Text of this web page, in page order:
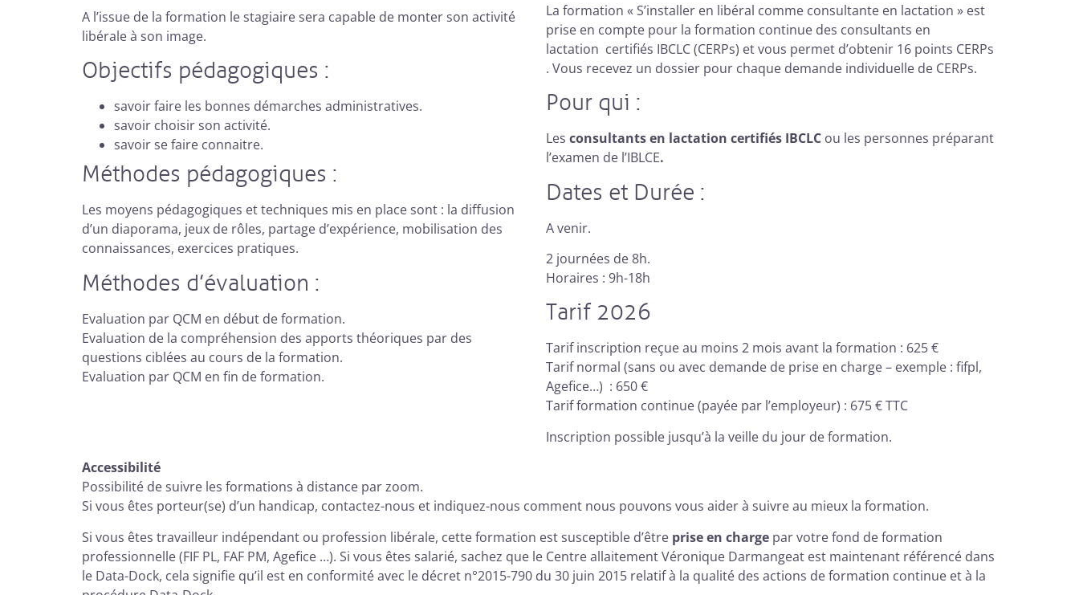
A l’issue de la formation le stagiaire sera capable de monter son activité
libérale à son image.
Objectifs pédagogiques :
savoir faire les bonnes démarches administratives.
savoir choisir son activité.
savoir se faire connaitre.
Méthodes pédagogiques :
Les moyens pédagogiques et techniques mis en place sont : la diffusion
d’un diaporama, jeux de rôles, partage d’expérience, mobilisation des
connaissances, exercices pratiques.
Méthodes d’évaluation :
Evaluation par QCM en début de formation.
Evaluation de la compréhension des apports théoriques par des
questions ciblées au cours de la formation.
Evaluation par QCM en fin de formation.
La formation « S’installer en libéral comme consultante en lactation » est
prise en compte pour la formation continue des consultants en
lactation certifiés IBCLC (CERPs) et vous permet d’obtenir 16 points CERPs
. Vous recevez un dossier pour chaque demande individuelle de CERPs.
Pour qui :
Les consultants en lactation certifiés IBCLC ou les personnes préparant
l’examen de l’IBLCE.
Dates et Durée :
A venir.
2 journées de 8h.
Horaires : 9h-18h
Tarif 2026
Tarif inscription reçue au moins 2 mois avant la formation : 625 €
Tarif normal (sans ou avec demande de prise en charge – exemple : fifpl,
Agefice…) : 650 €
Tarif formation continue (payée par l’employeur) : 675 € TTC
Inscription possible jusqu’à la veille du jour de formation.
Accessibilité
Possibilité de suivre les formations à distance par zoom.
Si vous êtes porteur(se) d’un handicap, contactez-nous et indiquez-nous comment nous pouvons vous aider à suivre au mieux la formation.
Si vous êtes travailleur indépendant ou profession libérale, cette formation est susceptible d’être prise en charge par votre fond de formation
professionnelle (FIF PL, FAF PM, Agefice …). Si vous êtes salarié, sachez que le Centre allaitement Véronique Darmangeat est maintenant référencé dans
le Data-Dock, cela signifie qu’il est en conformité avec le décret n°2015-790 du 30 juin 2015 relatif à la qualité des actions de formation continue et à la